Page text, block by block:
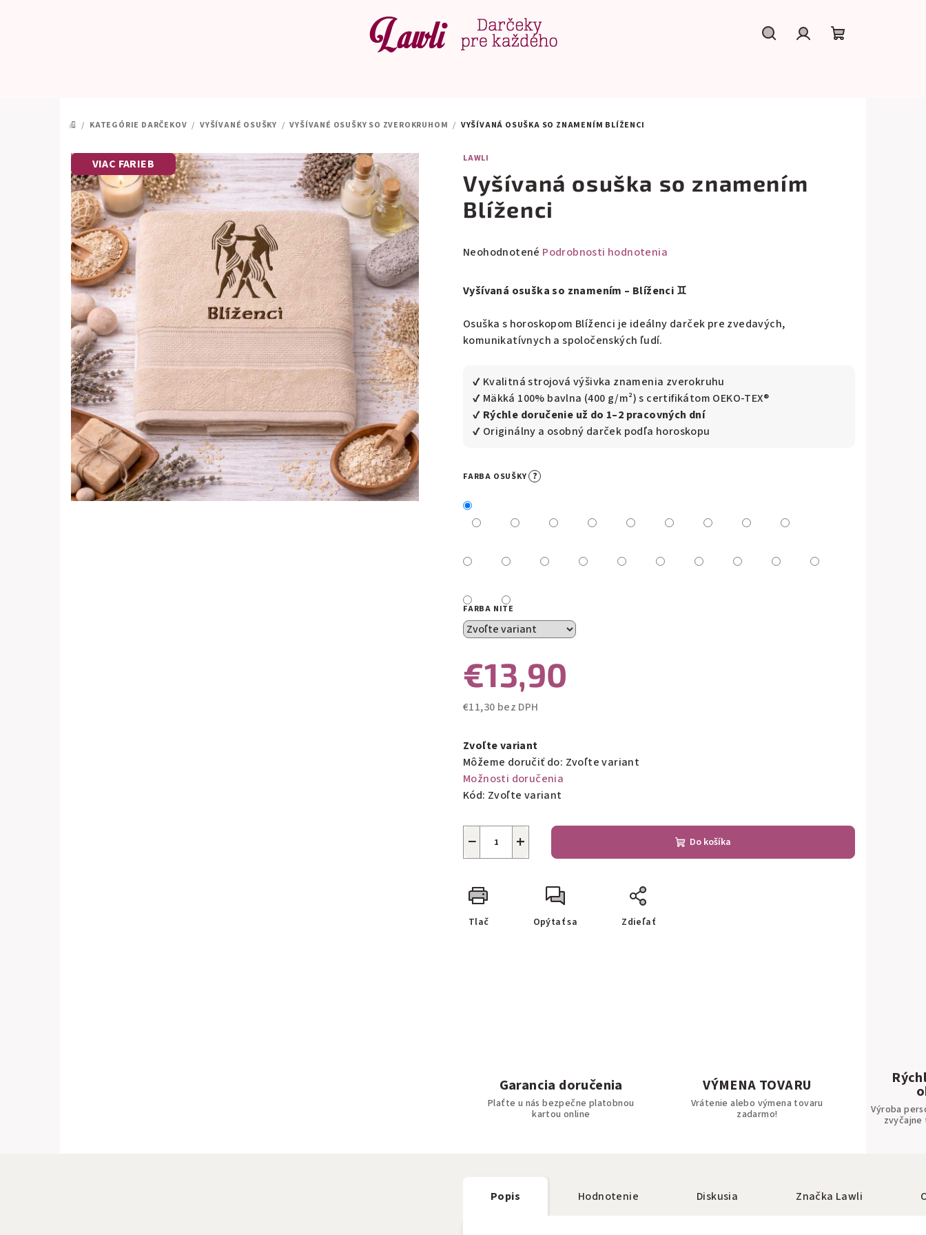
DOMOV
/ KATEGÓRIE DARČEKOV / VYŠÍVANÉ OSUŠKY / VYŠÍVANÉ OSUŠKY SO ZVEROKRUHOM / VYŠÍVANÁ OSUŠKA SO ZNAMENÍM BLÍŽENCI
LAWLI
Vyšívaná osuška so znamením
Blíženci
Priemerné
produktu
je
0,0
z
Neohodnotené Podrobnosti hodnotenia
Vyšívaná osuška so znamením – Blíženci ♊
Osuška s horoskopom Blíženci je ideálny darček pre zvedavých,
komunikatívnych a spoločenských ľudí.
✔ Kvalitná strojová výšivka znamenia zverokruhu
✔ Mäkká 100% bavlna (400 g/m²) s certifikátom OEKO-TEX®
✔ Rýchle doručenie už do 1–2 pracovných dní
✔ Originálny a osobný darček podľa horoskopu
FARBA OSUŠKY ?
FARBA NITE
€13,90
€11,30 bez DPH
cena:
Zvoľte variant
Môžeme doručiť do: Zvoľte variant
Možnosti doručenia
Kód: Zvoľte variant
+
− Do košíka
Tlač Opýtať sa Zdieľať
VIAC FARIEB
Garancia doručenia
Plaťte u nás bezpečne platobnou
kartou online
VÝMENA TOVARU
Vrátenie alebo výmena tovaru
zadarmo!
Výroba
zvyčajne
Popis Hodnotenie Diskusia Značka Lawli